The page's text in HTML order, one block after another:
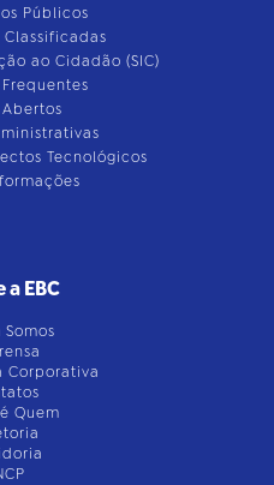
Públicos
ao Cidadão (SIC)
Tecnológicos
a EBC
Somos
Corporativa
Quem